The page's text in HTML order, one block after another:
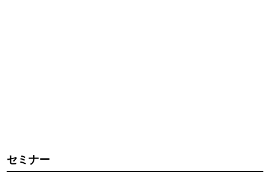
とを目的とします。
セミナー